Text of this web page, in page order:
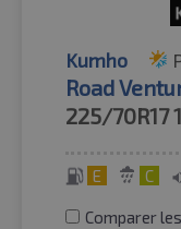
Kumho
Road
225/70R17
E C
Comparer